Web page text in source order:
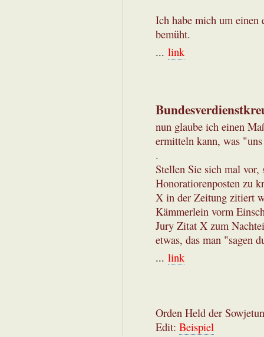
Ich habe mich um einen
bemüht.
... link
nun glaube ich einen
ermitteln kann, was
.
Stellen Sie sich mal vor,
Honoratiorenposten zu
X in der Zeitung zitiert
Kämmerlein vorm
Jury Zitat X zum
etwas, das man "sagen
... link
Orden Held der
Edit: Beispiel